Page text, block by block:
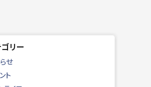
リー
せ
ト